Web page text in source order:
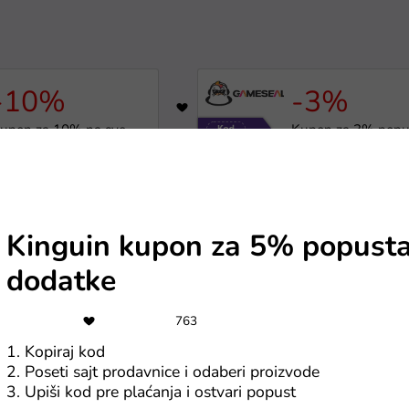
za 10% na sve -
-80%
igrice na akciji do
kuponi
-3%
Kupon za 3%
-15%
Kinguin kupon za 5%
dodatke
763
1. Kopiraj kod
2. Poseti sajt prodavnice i odaberi proizvode
3. Upiši kod pre plaćanja i ostvari popust